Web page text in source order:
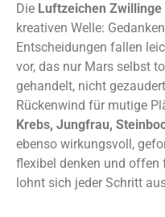
Die Luftzeichen Zwillinge
kreativen Welle:
Entscheidungen fallen
vor, das nur Mars selbst
gehandelt, nicht
Rückenwind für mutige
Krebs, Jungfrau,
ebenso wirkungsvoll,
flexibel denken und offen
lohnt sich jeder Schritt